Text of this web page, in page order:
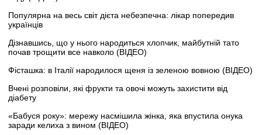
Популярна на весь світ дієта небезпечна: лікар попередив
українців
Дізнавшись, що у нього народиться хлопчик, майбутній тато
почав трощити все навколо (ВІДЕО)
Фісташка: в Італії народилося щеня із зеленою вовною (ВІДЕО)
Вчені розповіли, які фрукти та овочі можуть захистити від
діабету
«Бабуся року»: мережу насмішила жінка, яка впустила онука
заради келиха з вином (ВІДЕО)